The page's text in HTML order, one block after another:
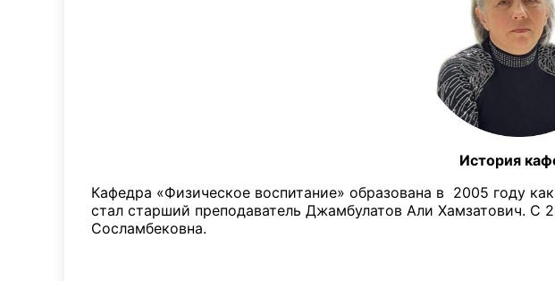
История
Кафедра «Физическое воспитание» образована в 2005 году
стал старший преподаватель Джамбулатов Али Хамзатович. С
Сосламбековна.